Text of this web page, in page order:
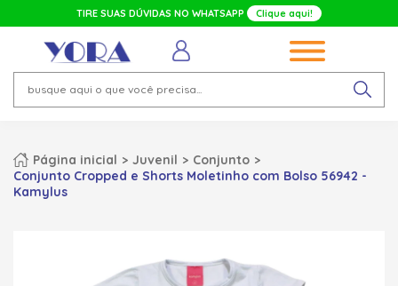
TIRE SUAS DÚVIDAS NO WHATSAPP Clique aqui!
Página inicial Juvenil
Conjunto
Conjunto Cropped e Shorts Moletinho com Bolso 56942 -
Kamylus